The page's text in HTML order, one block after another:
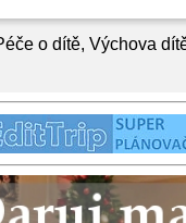
o dítě, Výchova